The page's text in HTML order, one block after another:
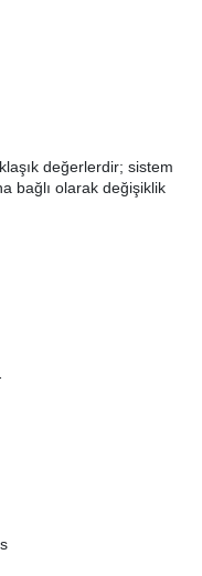
değerlerdir; sistem
bağlı olarak değişiklik